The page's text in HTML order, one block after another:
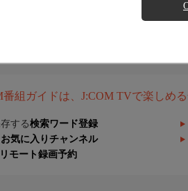
番組ガイドは、J:COM TVで楽しめ
する検索ワード登録
お気に入りチャンネル
リモート録画予約